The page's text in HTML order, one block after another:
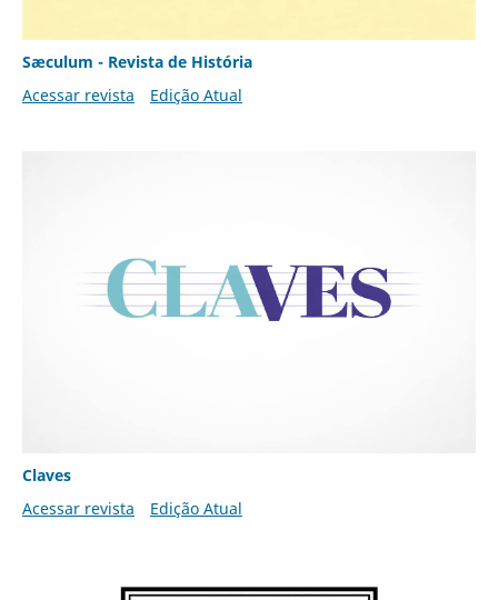
Sæculum - Revista de História
Acessar revista
Edição Atual
Claves
Acessar revista
Edição Atual